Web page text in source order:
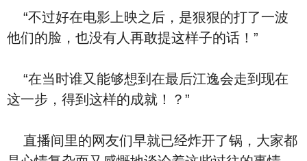
“不过好在电影上映之后，是狠狠的打了一波
他们的脸，也没有人再敢提这样子的话！”
“在当时谁又能够想到在最后江逸会走到现在
这一步，得到这样的成就！？”
直播间里的网友们早就已经炸开了锅，大家都